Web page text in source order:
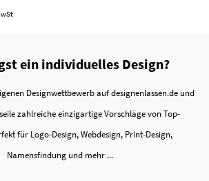
ein individuelles Design?
Designwettbewerb auf designenlassen.de und
zahlreiche einzigartige Vorschläge von Top-
für Logo-Design, Webdesign, Print-Design,
Namensfindung und mehr ...